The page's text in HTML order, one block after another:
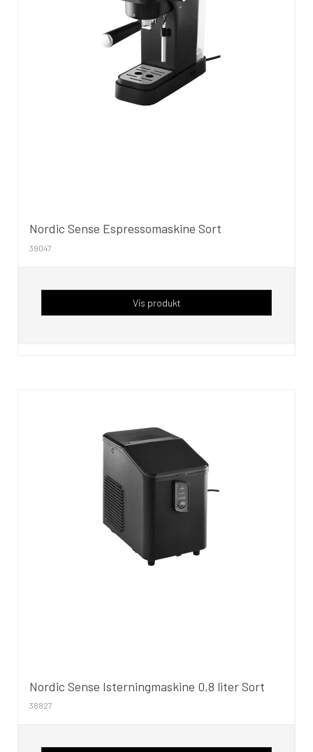
Nordic Sense Espressomaskine Sort
39047
Vis produkt
Nordic Sense Isterningmaskine 0,8 liter Sort
38827